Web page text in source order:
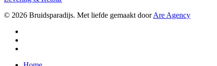
© 2026 Bruidsparadijs. Met liefde gemaakt doorAre Agency